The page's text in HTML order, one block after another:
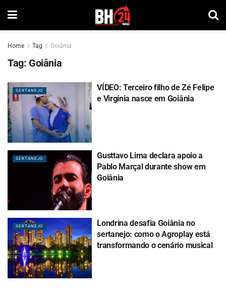
Home Tag Goiânia
Tag: Goiânia
SERTANEJO
VÍDEO: Terceiro filho de Zé Felipe
e Virgínia nasce em Goiânia
SERTANEJO
Gusttavo Lima declara apoio a
Pablo Marçal durante show em
Goiânia
SERTANEJO
Londrina desafia Goiânia no
sertanejo: como o Agroplay está
transformando o cenário musical